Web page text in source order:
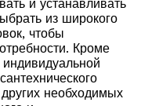
и устанавливать
из широкого
чтобы
Кроме
необходимых